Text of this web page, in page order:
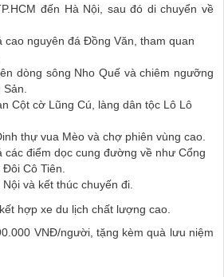
đến Hà Nội, sau đó di chuyển về
cao nguyên đá Đồng Văn, tham quan
dòng sông Nho Quế và chiêm ngưỡng
Cột cờ Lũng Cú, làng dân tộc Lô Lô
thự vua Mèo và chợ phiên vùng cao.
các điểm dọc cung đường về như Cổng
Cô Tiên.
và kết thúc chuyến đi.
hợp xe du lịch chất lượng cao.
VNĐ/người, tặng kèm quà lưu niệm